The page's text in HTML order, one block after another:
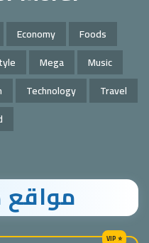
Economy
Foods
Mega
Music
Technology
Travel